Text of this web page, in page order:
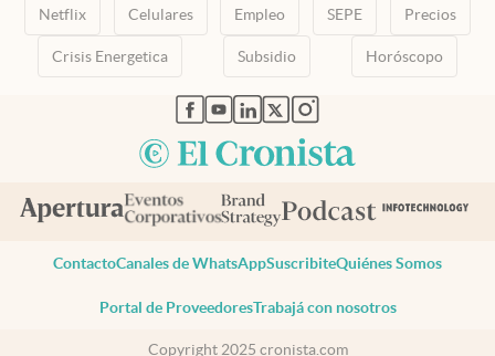
Netflix Celulares Empleo SEPE Precios
Crisis Energetica Subsidio Horóscopo
abre en nueva pestaña
abre en nueva pestaña
abre en nueva pestaña
abre en nueva pestaña
abre en nueva pestaña
ContactoCanales de WhatsAppSuscribiteQuiénes Somos
Portal de ProveedoresTrabajá con nosotros
Copyright 2025 cronista.com